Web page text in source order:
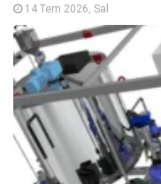
14 Tem 2026, Sal